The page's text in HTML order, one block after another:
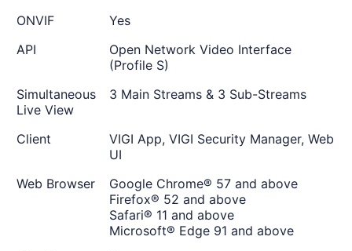
ONVIF
Yes
API
Open Network Video Interface
(Profile S)
Simultaneous
Live View
3 Main Streams & 3 Sub-Streams
Client
VIGI App, VIGI Security Manager, Web
UI
Web Browser
Google Chrome® 57 and above
Firefox® 52 and above
Safari® 11 and above
Microsoft® Edge 91 and above